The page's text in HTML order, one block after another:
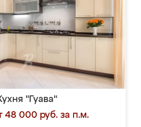
"Гуава"
48 000 руб. за п.м.